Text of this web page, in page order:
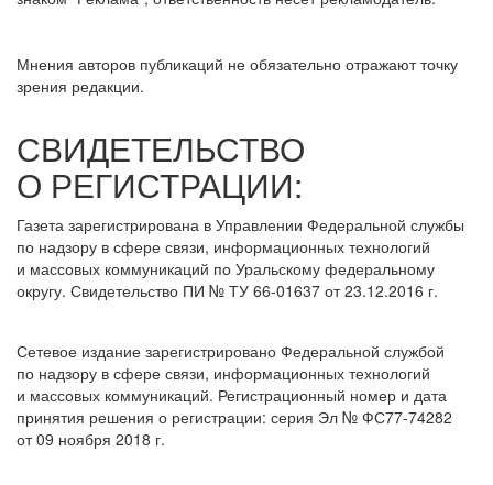
Мнения авторов публикаций не обязательно отражают точку
зрения редакции.
СВИДЕТЕЛЬСТВО
О РЕГИСТРАЦИИ:
Газета зарегистрирована в Управлении Федеральной службы
по надзору в сфере связи, информационных технологий
и массовых коммуникаций по Уральскому федеральному
округу. Свидетельство ПИ № ТУ 66-01637 от 23.12.2016 г.
Сетевое издание зарегистрировано Федеральной службой
по надзору в сфере связи, информационных технологий
и массовых коммуникаций. Регистрационный номер и дата
принятия решения о регистрации: серия Эл № ФС77-74282
от 09 ноября 2018 г.